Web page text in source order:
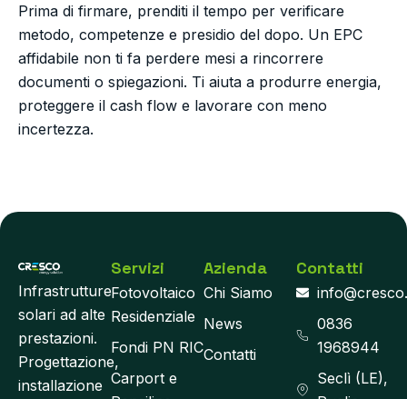
Prima di firmare, prenditi il tempo per verificare
metodo, competenze e presidio del dopo. Un EPC
affidabile non ti fa perdere mesi a rincorrere
documenti o spiegazioni. Ti aiuta a produrre energia,
proteggere il cash flow e lavorare con meno
incertezza.
Infrastrutture
solari ad alte
prestazioni.
Progettazione,
installazione
Servizi
Fotovoltaico
Residenziale
Fondi PN RIC
Carport e
Azienda
Chi Siamo
News
Contatti
Contatti
0836
1968944
Seclì (LE),